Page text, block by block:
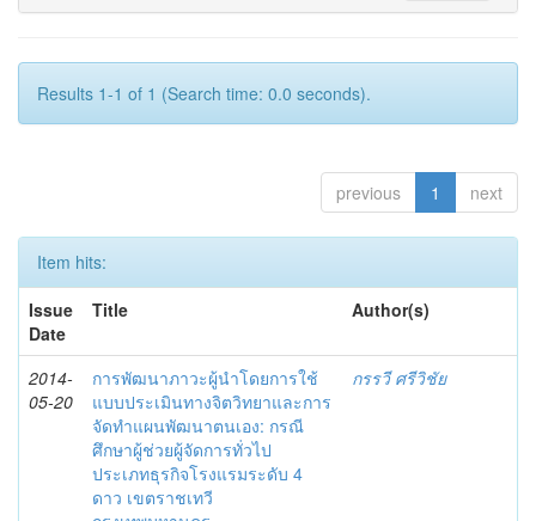
Results 1-1 of 1 (Search time: 0.0 seconds).
previous 1 next
Item hits:
Issue
Date
Title Author(s)
2014-
05-20
การพัฒนาภาวะผู้นำโดยการใช้
แบบประเมินทางจิตวิทยาและการ
จัดทำแผนพัฒนาตนเอง: กรณี
ศึกษาผู้ช่วยผู้จัดการทั่วไป
ประเภทธุรกิจโรงแรมระดับ 4
ดาว เขตราชเทวี
กรรวี ศรีวิชัย